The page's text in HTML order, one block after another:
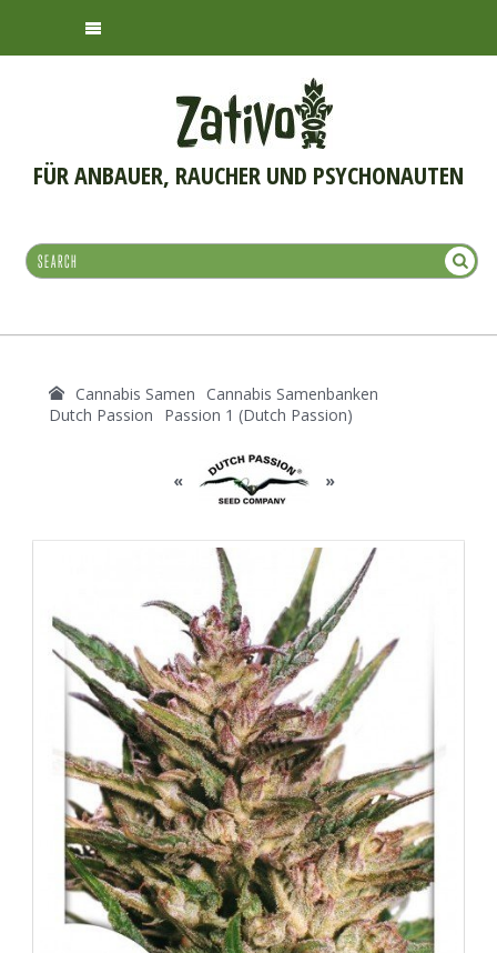
FÜR ANBAUER, RAUCHER UND PSYCHONAUTEN
Cannabis Samen
Cannabis Samenbanken
Dutch Passion
Passion 1 (Dutch Passion)
« »